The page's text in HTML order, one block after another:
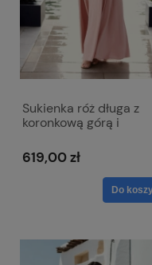
Sukienka róż długa z
koronkową górą i
Paula
619,00 zł
Do